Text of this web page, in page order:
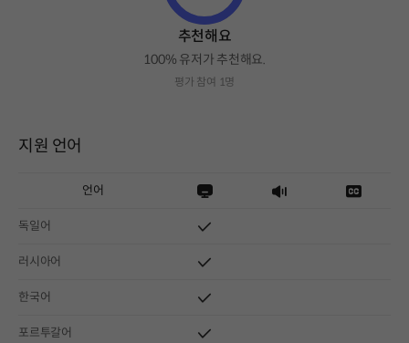
추천해요
100% 유저가 추천해요.
평가 참여 1명
지원 언어
언어
독일어
러시아어
한국어
포르투갈어